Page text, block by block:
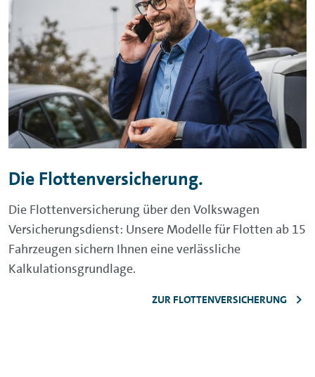
Die Flottenversicherung.
Die Flottenversicherung über den Volkswagen
Versicherungsdienst: Unsere Modelle für Flotten ab 15
Fahrzeugen sichern Ihnen eine verlässliche
Kalkulationsgrundlage.
ZUR FLOTTENVERSICHERUNG